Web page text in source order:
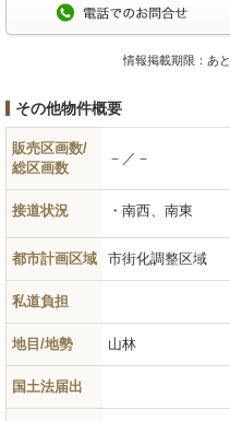
情報掲載期限：あと
その他物件概要
販売区画数/
総区画数
－／－
接道状況 南西、南東
都市計画区域 市街化調整区域
私道負担
地目/地勢 山林
国土法届出